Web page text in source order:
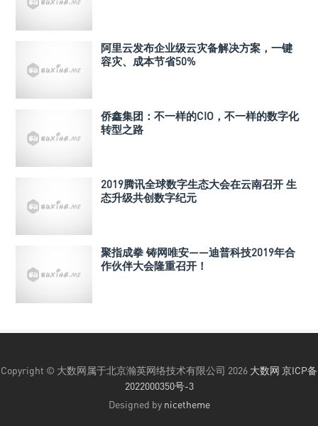
阿里云发布企业级云灾备解决方案，一键
容灾、成本节省50%
侨鑫集团：不一样的CIO，不一样的数字化
转型之路
2019腾讯全球数字生态大会在云南召开 生
态升级共创数字纪元
聚指成拳 铸网唯安——迪普科技2019年合
作伙伴大会隆重召开！
Copyright © 大数网属于北京瀚英网络技术有限公司 2026 大数网 京ICP备
2022000350号-3
Designed by nicetheme